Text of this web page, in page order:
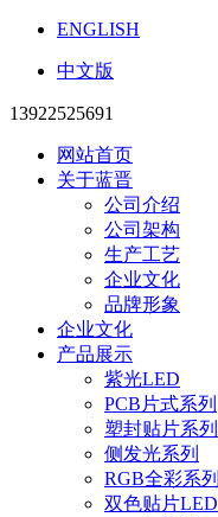
ENGLISH
中文版
13922525691
网站首页
关于蓝晋
公司介绍
公司架构
生产工艺
企业文化
品牌形象
企业文化
产品展示
紫光LED
PCB片式系列
塑封贴片系列
侧发光系列
RGB全彩系列
双色贴片LED